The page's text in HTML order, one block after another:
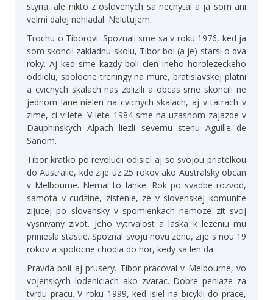
styria, ale nikto z oslovenych sa nechytal a ja som ani
velmi dalej nehladal. Nelutujem.
Trochu o Tiborovi: Spoznali sme sa v roku 1976, ked ja
som skoncil zakladnu skolu, Tibor bol (a je) starsi o dva
roky. Aj ked sme kazdy boli clen ineho horolezeckeho
oddielu, spolocne treningy na mure, bratislavskej platni
a cvicnych skalach nas zblizili a obcas sme skoncili ne
jednom lane nielen na cvicnych skalach, aj v tatrach v
zime, ci v lete. V lete 1984 sme na uzasnom zajazde v
Dauphinskych Alpach liezli severnu stenu Aguille de
Sanom.
Tibor kratko po revolucii odisiel aj so svojou priatelkou
do Australie, kde zije uz 25 rokov ako Australsky obcan
v Melbourne. Nemal to lahke. Rok po svadbe rozvod,
samota v cudzine, zistenie, ze v slovenskej komunite
zijucej po slovensky v spomienkach nemoze zit svoj
vysnivany zivot. Jeho vytrvalost a laska k lezeniu mu
priniesla stastie. Spoznal svoju novu zenu, zije s nou 19
rokov a spolocne chodia do hor, kedy sa len da.
Pravda boli aj prusery. Tibor pracoval v Melbourne, vo
vojenskych lodeniciach ako zvarac. Dobre peniaze za
tvrdu pracu. V roku 1999, ked isiel na bicykli do prace,